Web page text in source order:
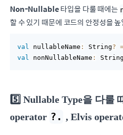
Non-Nullable타입을 다룰 때에는
할 수 있기 때문에 코드의 안정성을
val nullableName : String?
val nonNullableName :
5️⃣ Nullable Type을 다룰
operator ?. , Elvis